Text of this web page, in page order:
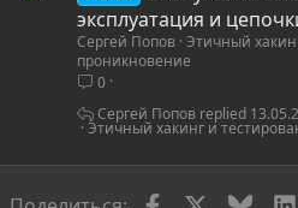
эксплуатация и
Сергей Попов Этичный
проникновение
0
Этичный хакинг и
Сергей Попов
Facebook